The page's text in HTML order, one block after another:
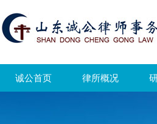
诚公首页 律所概况